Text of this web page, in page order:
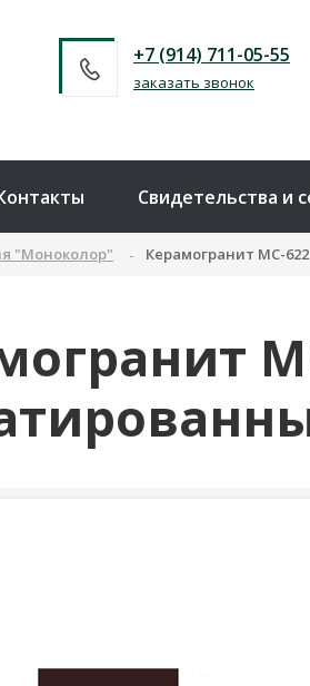
+7 (914) 711-05-55
заказать звонок
Свидетельства и
"Моноколор" Керамогранит MC-